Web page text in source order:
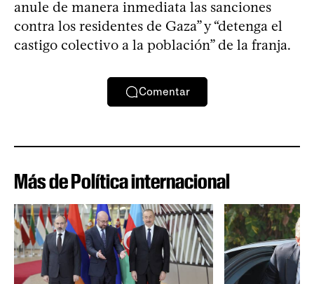
anule de manera inmediata las sanciones
contra los residentes de Gaza” y “detenga el
castigo colectivo a la población” de la franja.
Comentar
Más de Política internacional